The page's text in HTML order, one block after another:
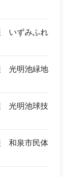
いずみふれ
光明池緑地
光明池球技
和泉市民体